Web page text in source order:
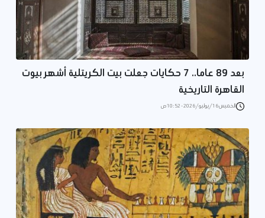
بعد 89 عاما.. 7 حكايات جعلت بيت الكريتلية أشهر بيوت
القاهرة التاريخية
الخميس 16/يوليو/2026 - 10:52 ص